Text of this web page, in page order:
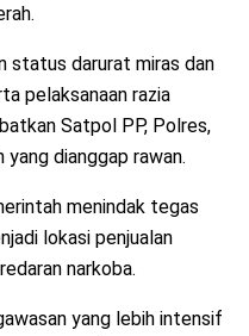
status darurat miras dan
pelaksanaan razia
Satpol PP, Polres,
dianggap rawan.
menindak tegas
lokasi penjualan
narkoba.
yang lebih intensif